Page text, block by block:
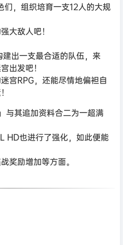
，组织培育一支12人的大规
大敌人吧！
出一支最合适的队伍，来
出发吧！
宫RPG，还能尽情地偏袒自
与其追加资料合二为一超满
HD也进行了强化，如此便能
奖励增加等方面。